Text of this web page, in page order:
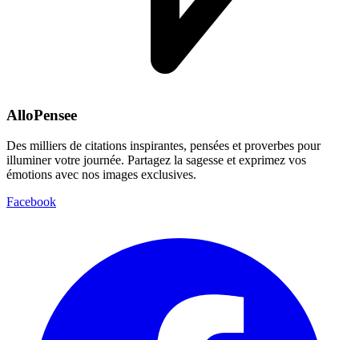
AlloPensee
Des milliers de citations inspirantes, pensées et proverbes pour
illuminer votre journée. Partagez la sagesse et exprimez vos
émotions avec nos images exclusives.
Facebook